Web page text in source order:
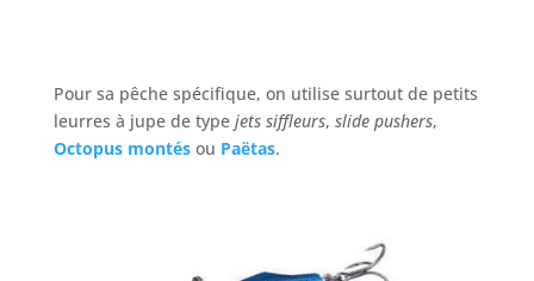
Pour sa pêche spécifique, on utilise surtout de petits
leurres à jupe de type jets siffleurs, slide pushers,
Octopus montés ou Paëtas.